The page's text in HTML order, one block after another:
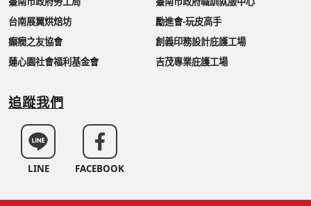
台南展翼烘焙坊
勵進會-玩皮高手
癲癇之友協會
創義印務設計庇護工場
蓮心園社會福利基金會
吉茂專業庇護工場
追蹤我們
LINE FACEBOOK